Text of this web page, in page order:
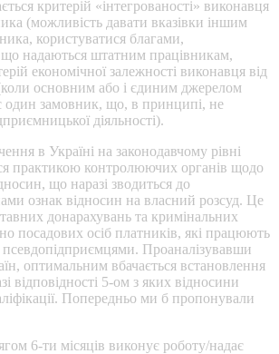
критерій «інтегрованості» виконавця
(можливість давати вказівки іншим
користуватися благами,
надаються штатним працівникам,
економічної залежності виконавця від
основним або і єдиним джерелом
один замовник, що, в принципі, не
діяльності).
в Україні на законодавчому рівні
практикою контролюючих органів щодо
що наразі зводиться до
ознак відносин на власний розсуд. Це
донарахувань та кримінальних
посадових осіб платників, які працюють
псевдопідприємцями. Проаналізувавши
оптимальним вбачається встановлення
відповідності 5-ом з яких відносини
Попередньо ми б пропонували
6-ти місяців виконує роботу/надає